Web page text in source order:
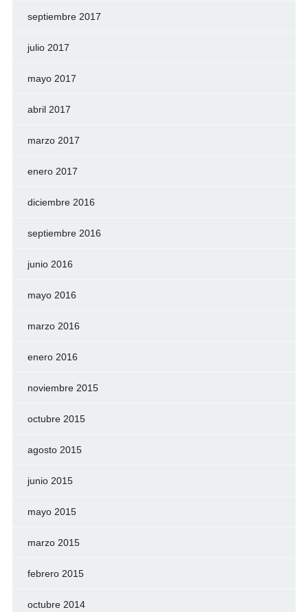
septiembre 2017
julio 2017
mayo 2017
abril 2017
marzo 2017
enero 2017
diciembre 2016
septiembre 2016
junio 2016
mayo 2016
marzo 2016
enero 2016
noviembre 2015
octubre 2015
agosto 2015
junio 2015
mayo 2015
marzo 2015
febrero 2015
octubre 2014